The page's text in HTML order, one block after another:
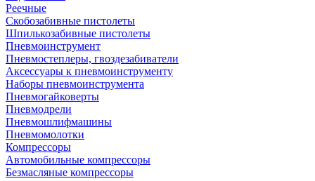
Реечные
Скобозабивные пистолеты
Шпилькозабивные пистолеты
Пневмоинструмент
Пневмостеплеры, гвоздезабиватели
Аксессуары к пневмоинструменту
Наборы пневмоинструмента
Пневмогайковерты
Пневмодрели
Пневмошлифмашины
Пневмомолотки
Компрессоры
Автомобильные компрессоры
Безмасляные компрессоры